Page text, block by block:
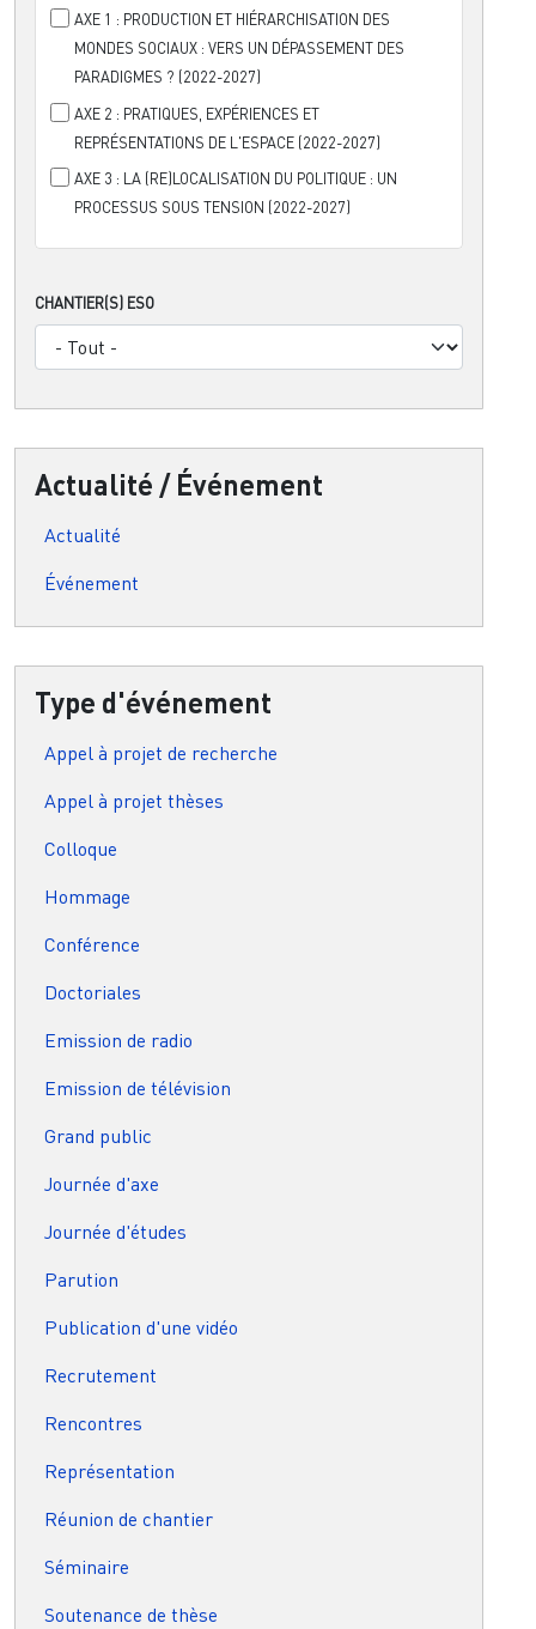
AXE 1 : PRODUCTION ET HIÉRARCHISATION DES
MONDES SOCIAUX : VERS UN DÉPASSEMENT DES
PARADIGMES ? (2022-2027)
AXE 2 : PRATIQUES, EXPÉRIENCES ET
REPRÉSENTATIONS DE L'ESPACE (2022-2027)
AXE 3 : LA (RE)LOCALISATION DU POLITIQUE : UN
PROCESSUS SOUS TENSION (2022-2027)
CHANTIER(S) ESO
Actualité / Événement
Actualité
Événement
Type d'événement
Appel à projet de recherche
Appel à projet thèses
Colloque
Hommage
Conférence
Doctoriales
Emission de radio
Emission de télévision
Grand public
Journée d'axe
Journée d'études
Parution
Publication d'une vidéo
Recrutement
Rencontres
Représentation
Réunion de chantier
Séminaire
Soutenance de thèse